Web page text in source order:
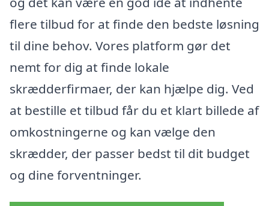
flere tilbud for at finde den bedste løsning
til dine behov. Vores platform gør det
nemt for dig at finde lokale
skrædderfirmaer, der kan hjælpe dig. Ved
at bestille et tilbud får du et klart billede af
omkostningerne og kan vælge den
skrædder, der passer bedst til dit budget
og dine forventninger.